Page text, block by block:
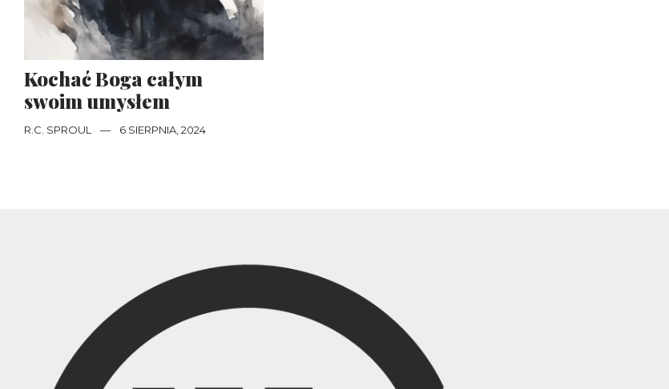
Kochać Boga całym
swoim umysłem
R.C. SPROUL — 6 SIERPNIA, 2024